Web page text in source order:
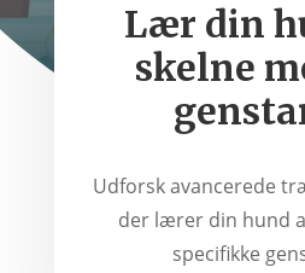
Lær din
skelne
Udforsk avancerede
der lærer din hund
specifikke